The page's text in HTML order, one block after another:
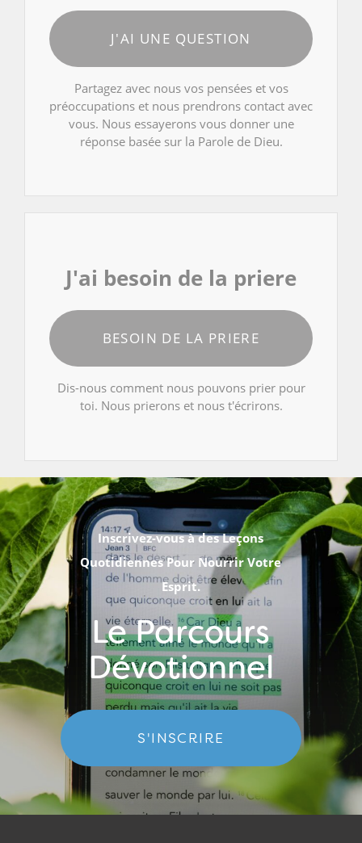
J'AI UNE QUESTION
Partagez avec nous vos pensées et vos
préoccupations et nous prendrons contact avec
vous. Nous essayerons vous donner une
réponse basée sur la Parole de Dieu.
J'ai besoin de la priere
BESOIN DE LA PRIERE
Dis-nous comment nous pouvons prier pour
toi. Nous prierons et nous t'écrirons.
Inscrivez-vous à des Leçons
Quotidiennes Pour Nourrir Votre
Esprit.
Le Parcours
Dévotionnel
S'INSCRIRE